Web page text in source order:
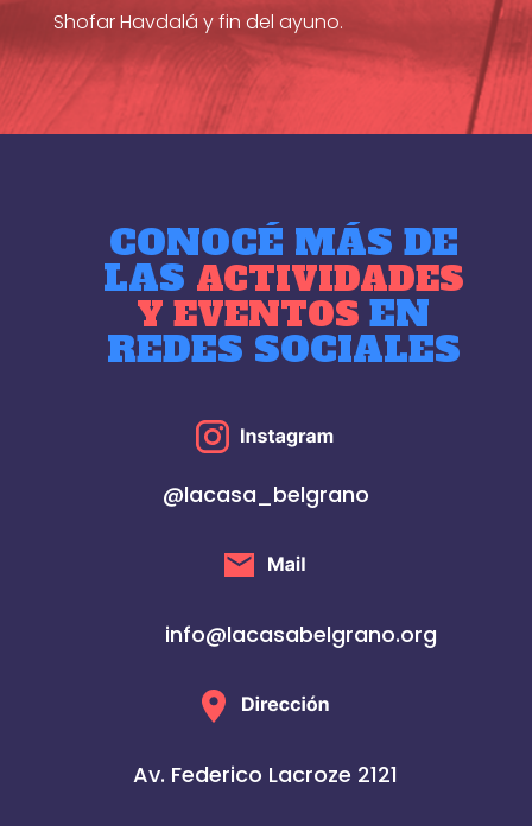
Shofar Havdalá y fin del ayuno.
CONOCÉ MÁS DE
LAS ACTIVIDADES
Y EVENTOSEN
REDES SOCIALES
@lacasa_belgrano
info@lacasabelgrano.org
Av. Federico Lacroze 2121